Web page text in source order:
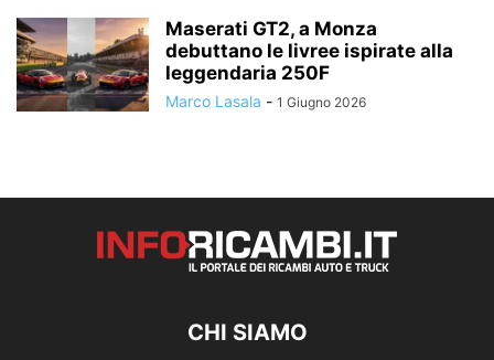
Maserati GT2, a Monza
debuttano le livree ispirate alla
leggendaria 250F
Marco Lasala - 1 Giugno 2026
CHI SIAMO